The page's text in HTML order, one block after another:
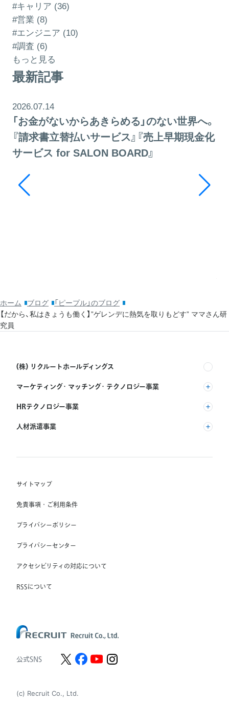
#キャリア (36)
#営業 (8)
#エンジニア (10)
#調査 (6)
もっと見る
最新記事
2026.07.14
「お金がないからあきらめる」のない世界へ。
『請求書立替払いサービス』『売上早期現金化
サービス for SALON BOARD』
ホーム ブログ
「ピープル」のブログ
【だから、私はきょうも働く】”ゲレンデに熱気を取りもどす” ママさん研
究員
(株) リクルートホールディングス
マーケティング・マッチング・テクノロジー事業
(株) リクルート
HRテクノロジー事業
(株) インディードリクルートパートナーズ
Indeed, Inc.
人材派遣事業
(株) スタッフサービス・ホールディングス
Unique NV
Staffmark Group, LLC
The CSI Companies, Inc.
(c) Recruit Co., Ltd.
公式SNS
サイトマップ
免責事項・ご利用条件
プライバシーポリシー
プライバシーセンター
アクセシビリティの対応について
RSSについて